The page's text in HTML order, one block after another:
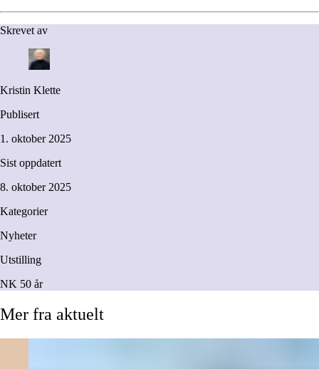
Skrevet av
Kristin Klette
Publisert
1. oktober 2025
Sist oppdatert
8. oktober 2025
Kategorier
Nyheter
Utstilling
NK 50 år
Mer fra aktuelt